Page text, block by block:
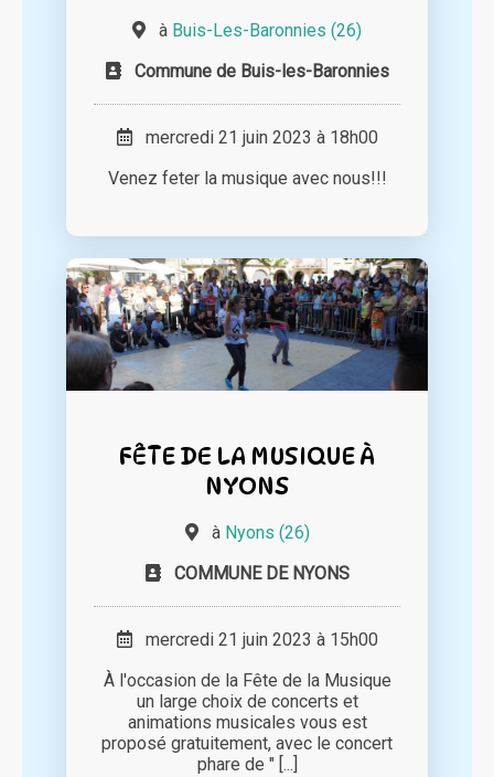
à Buis-Les-Baronnies (26)
Commune de Buis-les-Baronnies
mercredi 21 juin 2023 à 18h00
Venez feter la musique avec nous!!!
FÊTE DE LA MUSIQUE À
NYONS
à Nyons (26)
COMMUNE DE NYONS
mercredi 21 juin 2023 à 15h00
À l'occasion de la Fête de la Musique
un large choix de concerts et
animations musicales vous est
proposé gratuitement, avec le concert
phare de " [...]